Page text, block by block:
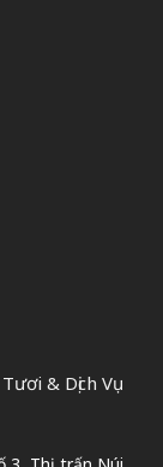
& Dịch Vụ